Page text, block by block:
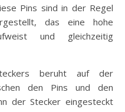
Pins sind in der Regel
das eine hohe
und gleichzeitig
beruht auf der
den Pins und den
der Stecker eingesteckt